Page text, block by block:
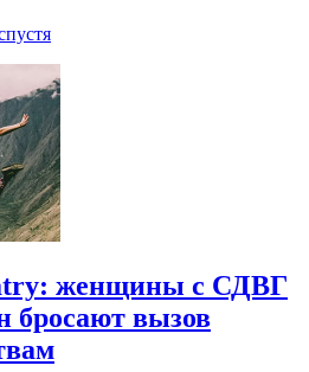
женщины с СДВГ
бросают вызов